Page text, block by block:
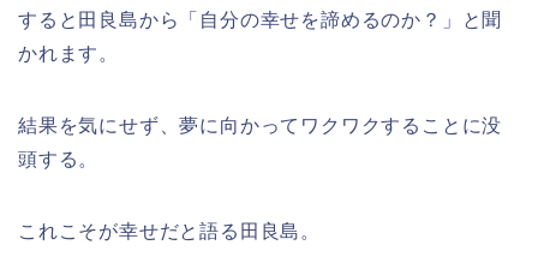
すると田良島から「自分の幸せを諦めるのか？」と聞
かれます。
結果を気にせず、夢に向かってワクワクすることに没
頭する。
これこそが幸せだと語る田良島。